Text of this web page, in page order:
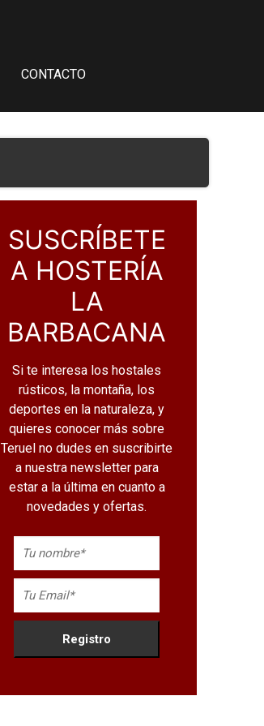
CONTACTO
SUSCRÍBETE
A HOSTERÍA
LA
BARBACANA
Si te interesa los hostales
rústicos, la montaña, los
deportes en la naturaleza, y
quieres conocer más sobre
Teruel no dudes en suscribirte
a nuestra newsletter para
estar a la última en cuanto a
novedades y ofertas.